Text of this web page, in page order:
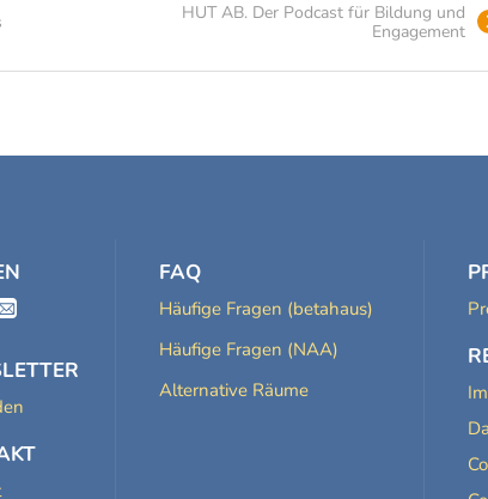
HUT AB. Der Podcast für Bildung und
Engagement
FAQ
Häufige Fragen (betahaus)
Häufige Fragen (NAA)
Alternative Räume